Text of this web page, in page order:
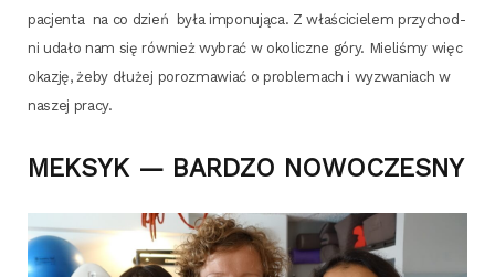
pacjen­ta na co dzień była impo­nu­ją­ca. Z wła­ści­cie­lem przy­chod­
ni uda­ło nam się rów­nież wybrać w oko­licz­ne góry. Mie­li­śmy więc
oka­zję, żeby dłu­żej poroz­ma­wiać o pro­ble­mach i wyzwa­niach w
naszej pracy.
MEKSYK — BARDZO NOWOCZESNY